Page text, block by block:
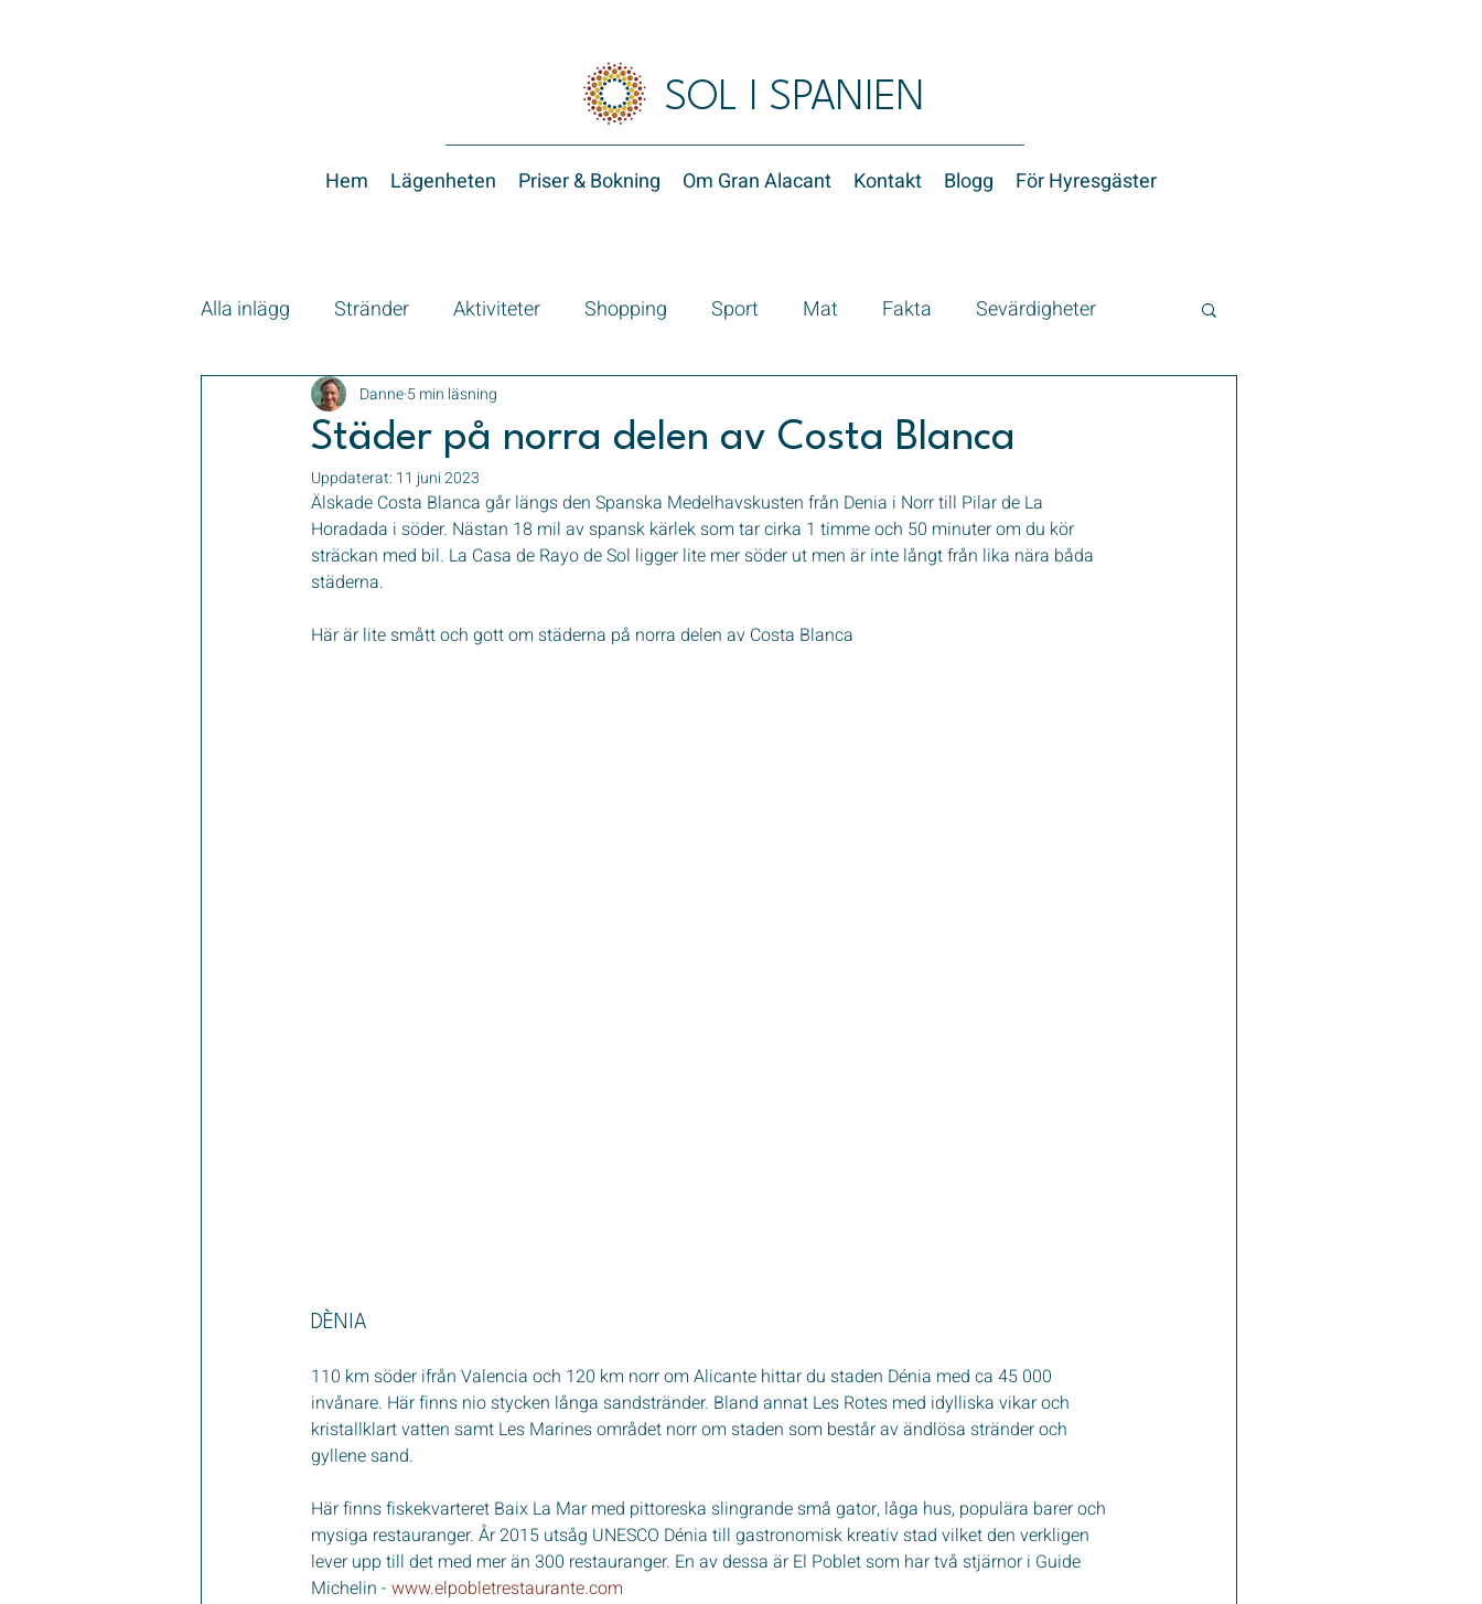
SOL I SPANIEN
Hem Lägenheten Priser & Bokning Om Gran Alacant Kontakt Blogg För Hyresgäster
Alla inlägg Stränder Aktiviteter Shopping Sport Mat Fakta Sevärdigheter
Transport
Städer på norra delen av Costa Blanca
Danne5 min läsning
Uppdaterat: 11 juni 2023
Älskade Costa Blanca går längs den Spanska Medelhavskusten från Denia i Norr till Pilar de La
Horadada i söder. Nästan 18 mil av spansk kärlek som tar cirka 1 timme och 50 minuter om du kör
sträckan med bil. La Casa de Rayo de Sol ligger lite mer söder ut men är inte långt från lika nära båda
städerna.
Här är lite smått och gott om städerna på norra delen av Costa Blanca
DÈNIA
110 km söder ifrån Valencia och 120 km norr om Alicante hittar du staden Dénia med ca 45 000
invånare. Här finns nio stycken långa sandstränder. Bland annat Les Rotes med idylliska vikar och
kristallklart vatten samt Les Marines området norr om staden som består av ändlösa stränder och
gyllene sand.
Här finns fiskekvarteret Baix La Mar med pittoreska slingrande små gator, låga hus, populära barer och
mysiga restauranger. År 2015 utsåg UNESCO Dénia till gastronomisk kreativ stad vilket den verkligen
lever upp till det med mer än 300 restauranger. En av dessa är El Poblet som har två stjärnor i Guide
Michelin - www.elpobletrestaurante.com